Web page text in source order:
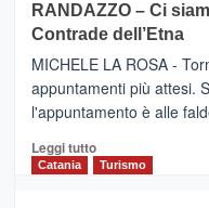
IL
NUOVO
SUMMER
CLUB
VIAGRANDE
(Ct)
–
Benanti
presenta
“Vino
&
Cultura
RANDAZZO – Ci
Contrade dell’Etna
MICHELE LA ROSA -
appuntamenti più attesi.
l'appuntamento è alle
Leggi tuttoLeggi
di
Catania Turismo